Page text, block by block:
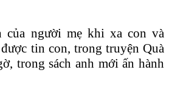
của người mẹ khi xa con và
tin con, trong truyện Quà
trong sách anh mới ấn hành